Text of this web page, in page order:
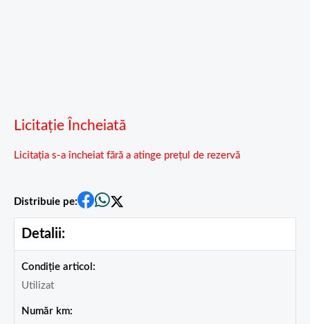
Licitație Încheiată
Licitația s-a încheiat fără a atinge prețul de rezervă
Distribuie pe:
Detalii:
Condiție articol:
Utilizat
Număr km: